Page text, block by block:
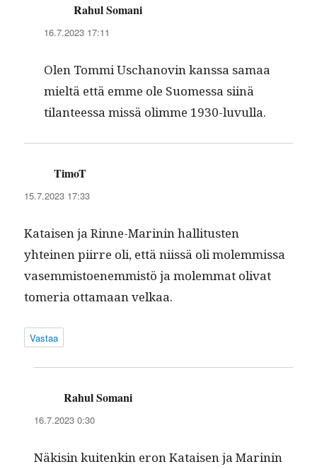
Rahul Somani
16.7.2023 17:11
Olen Tom­mi Uschanovin kanssa samaa
mieltä että emme ole Suomes­sa siinä
tilanteessa mis­sä olimme 1930-luvulla.
TimoT
15.7.2023 17:33
Kataisen ja Rinne-Marinin hal­li­tusten
yhteinen piirre oli, että niis­sä oli molem­mis­sa
vasem­mis­toen­em­mistö ja molem­mat oli­vat
tome­ria otta­maan velkaa.
Vastaa
Rahul Somani
16.7.2023 0:30
Näk­isin kuitenkin eron Kataisen ja Marinin